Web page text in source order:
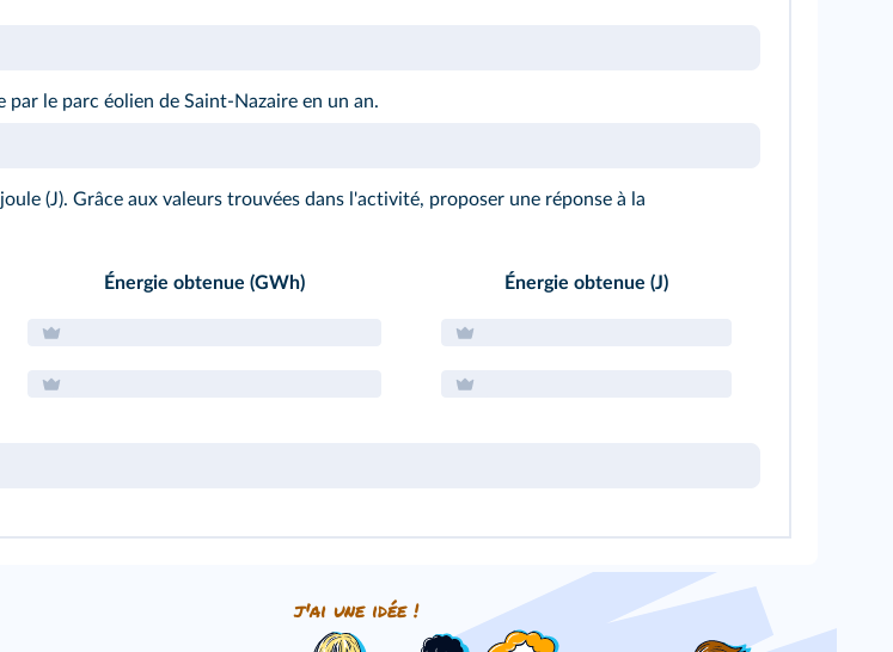
le parc éolien de Saint-Nazaire en un an.
(J). Grâce aux valeurs trouvées dans l'activité, proposer une réponse à la
Énergie obtenue (GWh) Énergie obtenue (J)
j'ai une idée !